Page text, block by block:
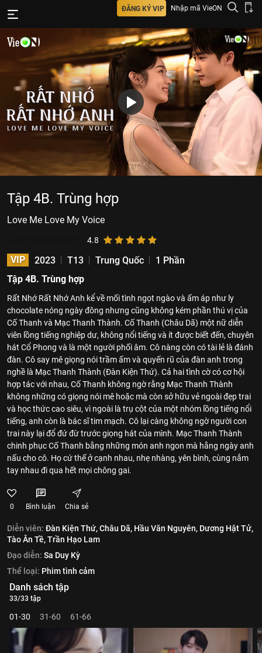
ĐĂNG KÝ VIP Nhập mã VieON
Tập 4B. Trùng hợp
Love Me Love My Voice
4.8
VIP 2023 T13 Trung Quốc
1 Phần
Tập 4B. Trùng hợp
Rất Nhớ Rất Nhớ Anh kể về mối tình ngọt ngào và ấm áp như ly
chocolate nóng ngày đông nhưng cũng không kém phần thú vị của
Cố Thanh và Mạc Thanh Thành. Cố Thanh (Châu Dã) một nữ diễn
viên lồng tiếng nghiệp dư, không nổi tiếng và ít được biết đến, chuyên
hát Cổ Phong và là một người phối âm. Cô nàng còn có tài lẻ là đánh
đàn. Cô say mê giọng nói trầm ấm và quyến rũ của đàn anh trong
nghề là Mạc Thanh Thành (Đàn Kiện Thứ). Cả hai tình cờ có cơ hội
hợp tác với nhau, Cố Thanh không ngờ rằng Mạc Thanh Thành
không những có giọng nói mê hoặc mà còn sở hữu vẻ ngoài đẹp trai
và học thức cao siêu, vì ngoài là trụ cột của một nhóm lồng tiếng nổi
tiếng, anh còn là bác sĩ tim mạch. Cô lại càng không ngờ người con
trai này lại đổ đứ đừ trước giọng hát của mình. Mạc Thanh Thành
chinh phục Cố Thanh bằng những món anh ngon mà hằng ngày anh
nấu cho cô. Họ cứ thế ở cạnh nhau, nhẹ nhàng, yên bình, cùng nắm
tay nhau đi qua hết mọi chông gai.
0 Bình luận Chia sẻ
Diễn viên: Đàn Kiện Thứ,Châu Dã, Hầu Văn Nguyên, Dương Hật Tử,
Tào Ân Tề,Trần Hạo Lam
Đạo diễn: Sa Duy Kỳ
Thể loại: Phim tình cảm
Danh sách tập
33/33 tập
01-30 31-60 61-66